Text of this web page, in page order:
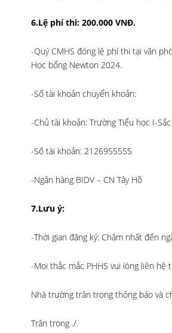
6.Lệ phí thi: 200.000 VNĐ.
-Quý CMHS đóng lệ phí thi tại văn
Học bổng Newton 2024.
-Số tài khoản chuyển khoản:
-Chủ tài khoản: Trường Tiểu học I-
-Số tài khoản: 2126955555
-Ngân hàng BIDV – CN Tây Hồ
7.Lưu ý:
-Thời gian đăng ký: Chậm nhất đến
-Mọi thắc mắc PHHS vui lòng liên
Nhà trường trân trọng thông báo và
Trân trọng ./.